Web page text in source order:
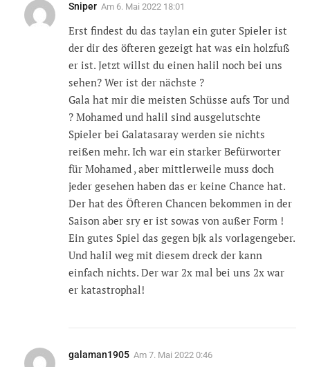
Sniper Am 6. Mai 2022 18:01
Erst findest du das taylan ein guter Spieler ist
der dir des öfteren gezeigt hat was ein holzfuß
er ist. Jetzt willst du einen halil noch bei uns
sehen? Wer ist der nächste ?
Gala hat mir die meisten Schüsse aufs Tor und
? Mohamed und halil sind ausgelutschte
Spieler bei Galatasaray werden sie nichts
reißen mehr. Ich war ein starker Befürworter
für Mohamed , aber mittlerweile muss doch
jeder gesehen haben das er keine Chance hat.
Der hat des Öfteren Chancen bekommen in der
Saison aber sry er ist sowas von außer Form !
Ein gutes Spiel das gegen bjk als vorlagengeber.
Und halil weg mit diesem dreck der kann
einfach nichts. Der war 2x mal bei uns 2x war
er katastrophal!
galaman1905 Am 7. Mai 2022 0:46